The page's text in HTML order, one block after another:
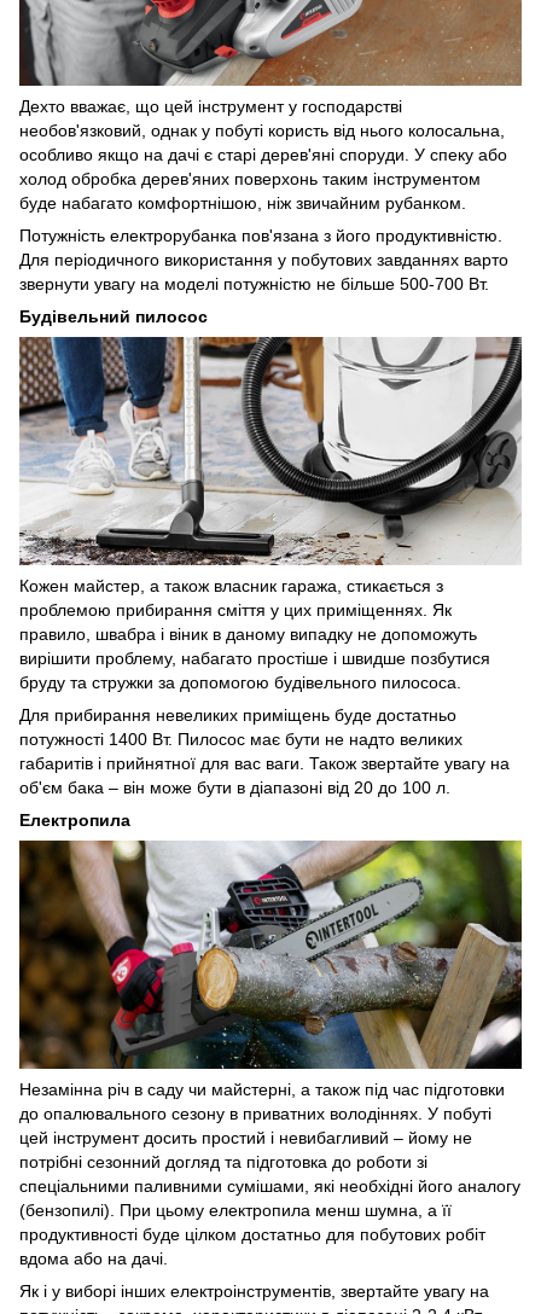
Дехто вважає, що цей інструмент у господарстві
необов'язковий, однак у побуті користь від нього колосальна,
особливо якщо на дачі є старі дерев'яні споруди. У спеку або
холод обробка дерев'яних поверхонь таким інструментом
буде набагато комфортнішою, ніж звичайним рубанком.
Потужність електрорубанка пов'язана з його продуктивністю.
Для періодичного використання у побутових завданнях варто
звернути увагу на моделі потужністю не більше 500-700 Вт.
Будівельний пилосос
Кожен майстер, а також власник гаража, стикається з
проблемою прибирання сміття у цих приміщеннях. Як
правило, швабра і віник в даному випадку не допоможуть
вирішити проблему, набагато простіше і швидше позбутися
бруду та стружки за допомогою будівельного пилососа.
Для прибирання невеликих приміщень буде достатньо
потужності 1400 Вт. Пилосос має бути не надто великих
габаритів і прийнятної для вас ваги. Також звертайте увагу на
об'єм бака – він може бути в діапазоні від 20 до 100 л.
Електропила
Незамінна річ в саду чи майстерні, а також під час підготовки
до опалювального сезону в приватних володіннях. У побуті
цей інструмент досить простий і невибагливий – йому не
потрібні сезонний догляд та підготовка до роботи зі
спеціальними паливними сумішами, які необхідні його аналогу
(бензопилі). При цьому електропила менш шумна, а її
продуктивності буде цілком достатньо для побутових робіт
вдома або на дачі.
Як і у виборі інших електроінструментів, звертайте увагу на